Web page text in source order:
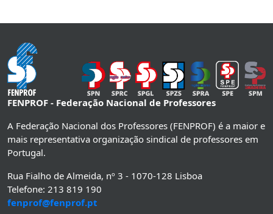
FENPROF - Federação Nacional de Professores
A Federação Nacional dos Professores (FENPROF) é a maior e
mais representativa organização sindical de professores em
Portugal.
Rua Fialho de Almeida, nº 3 - 1070-128 Lisboa
Telefone: 213 819 190
fenprof@fenprof.pt